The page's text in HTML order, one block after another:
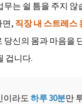
무는 쉴 틈을 주지 않
면, 직장 내 스트레스
당신의 몸과 마음을
겁니다.
이라도하루 30분만